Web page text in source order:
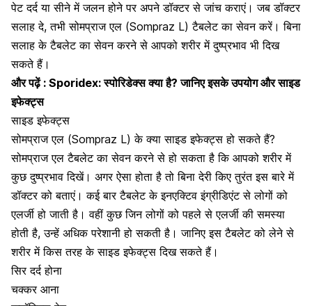
पेट दर्द या सीने में जलन होने पर अपने डॉक्टर से जांच कराएं। जब डॉक्टर
सलाह दे, तभी सोमप्राज एल (Sompraz L) टैबलेट का सेवन करें। बिना
सलाह के टैबलेट का सेवन करने से आपको शरीर में दुष्प्रभाव भी दिख
सकते हैं।
और पढ़ें : Sporidex: स्पोरिडेक्स क्या है? जानिए इसके उपयोग और साइड
इफेक्ट्स
साइड इफेक्ट्स
सोमप्राज एल (Sompraz L) के क्या साइड इफेक्ट्स हो सकते हैं?
सोमप्राज एल टैबलेट का सेवन करने से हो सकता है कि आपको शरीर में
कुछ दुष्प्रभाव दिखें। अगर ऐसा होता है तो बिना देरी किए तुरंत इस बारे में
डॉक्टर को बताएं। कई बार टैबलेट के इनएक्टिव इंग्रीडिएंट से लोगों को
एलर्जी हो जाती है। वहीं कुछ जिन लोगों को पहले से एलर्जी की समस्या
होती है, उन्हें अधिक परेशानी हो सकती है। जानिए इस टैबलेट को लेने से
शरीर में किस तरह के साइड इफेक्ट्स दिख सकते हैं।
सिर दर्द होना
चक्कर आना